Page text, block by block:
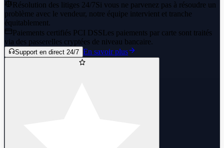
Résolution des litiges 24/7Si vous ne parvenez pas à résoudre un
problème avec le vendeur, notre équipe intervient et tranche
équitablement.
Paiements certifiés PCI DSSLes paiements par carte sont traités
via des passerelles cryptées de niveau bancaire.
Support en direct 24/7 En savoir plus